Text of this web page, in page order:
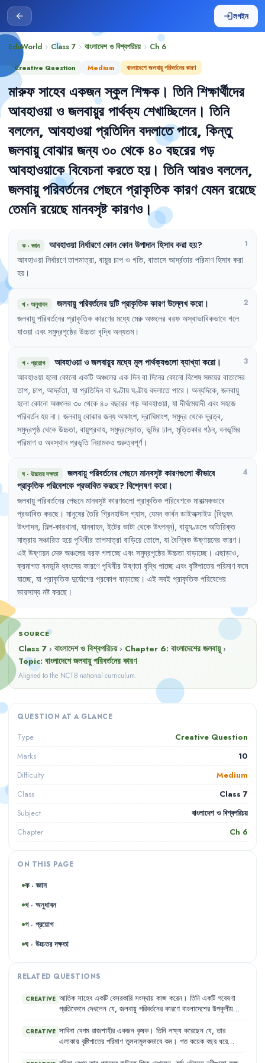
arrow_back loginলগইন
EduWorld chevron_right Class 7 chevron_right বাংলাদেশ ও বিশ্বপরিচয় chevron_right Ch 6
Creative Question Medium বাংলাদেশে জলবায়ু পরিবর্তনের কারণ
মারুফ সাহেব একজন স্কুল শিক্ষক। তিনি শিক্ষার্থীদের
আবহাওয়া ও জলবায়ুর পার্থক্য শেখাচ্ছিলেন। তিনি
বললেন, আবহাওয়া প্রতিদিন বদলাতে পারে, কিন্তু
জলবায়ু বোঝার জন্য ৩০ থেকে ৪০ বছরের গড়
আবহাওয়াকে বিবেচনা করতে হয়। তিনি আরও বললেন,
জলবায়ু পরিবর্তনের পেছনে প্রাকৃতিক কারণ যেমন রয়েছে
তেমনি রয়েছে মানবসৃষ্ট কারণও ।
ক·জ্ঞান আবহাওয়ানির্ধারণেকোনকোনউপাদানহিসাবকরাহয়? 1
আবহাওয়া নির্ধারণে তাপমাত্রা, বায়ুর চাপ ও গতি, বাতাসে আর্দ্রতার পরিমাণ হিসাব করা
হয় ।
খ· অনুধাবন জলবায়ুপরিবর্তনেরদুটিপ্রাকৃতিককারণউল্লেখকরো। 2
জলবায়ু পরিবর্তনের প্রাকৃতিক কারণের মধ্যে মেরু অঞ্চলের বরফ অস্বাভাবিকভাবে গলে
যাওয়া এবং সমুদ্রপৃষ্ঠের উচ্চতা বৃদ্ধি অন্যতম।
গ· প্রয়োগ আবহাওয়াওজলবায়ুরমধ্যেমূলপার্থক্যগুলোব্যাখ্যাকরো। 3
আবহাওয়া হলো কোনো একটি অঞ্চলের এক দিন বা দিনের কোনো বিশেষ সময়ের বাতাসের
তাপ, চাপ, আর্দ্রতা, যা প্রতিদিন বা ঘণ্টায় ঘণ্টায় বদলাতে পারে । অন্যদিকে, জলবায়ু
হলো কোনো অঞ্চলের ৩০ থেকে ৪০ বছরের গড় আবহাওয়া, যা দীর্ঘমেয়াদী এবং সহজে
পরিবর্তন হয় না । জলবায়ু বোঝার জন্য অক্ষাংশ, দ্রাঘিমাংশ, সমুদ্র থেকে দূরত্ব,
সমুদ্রপৃষ্ঠ থেকে উচ্চতা, বায়ুপ্রবাহ, সমুদ্রস্রোত, ভূমির ঢাল, মৃত্তিকার গঠন, বনভূমির
পরিমাণ ও অবস্থান প্রভৃতি নিয়ামকও গুরুত্বপূর্ণ।
ঘ· উচ্চতর দক্ষতা জলবায়ুপরিবর্তনেরপেছনেমানবসৃষ্টকারণগুলোকীভাবে
প্রাকৃতিকপরিবেশকেপ্রভাবিতকরছে?বিশ্লেষণকরো।
4
জলবায়ু পরিবর্তনের পেছনে মানবসৃষ্ট কারণগুলো প্রাকৃতিক পরিবেশকে মারাত্মকভাবে
প্রভাবিত করছে । মানুষের তৈরি গ্রিনহাউস গ্যাস, যেমন কার্বন ডাইঅক্সাইড (বিদ্যুৎ
উৎপাদন, শিল্প-কারখানা, যানবাহন, ইটের ভাটা থেকে উৎপন্ন), বায়ুমণ্ডলে অতিরিক্ত
মাত্রায় সঞ্চারিত হয়ে পৃথিবীর তাপমাত্রা বাড়িয়ে তোলে, যা বৈশ্বিক উষ্ণায়নের কারণ।
এই উষ্ণায়ন মেরু অঞ্চলের বরফ গলাচ্ছে এবং সমুদ্রপৃষ্ঠের উচ্চতা বাড়াচ্ছে। এছাড়াও,
ক্রমাগত বনভূমি ধ্বংসের কারণে পৃথিবীর উষ্ণতা বৃদ্ধি পাচ্ছে এবং বৃষ্টিপাতের পরিমাণ কমে
যাচ্ছে, যা প্রাকৃতিক দুর্যোগের প্রকোপ বাড়াচ্ছে। এই সবই প্রাকৃতিক পরিবেশের
ভারসাম্য নষ্ট করছে ।
SOURCE
Class 7 › বাংলাদেশ ও বিশ্বপরিচয় › Chapter 6: বাংলাদেশের জলবায়ু ›
Topic: বাংলাদেশে জলবায়ু পরিবর্তনের কারণ
Aligned to the NCTB national curriculum.
QUESTION AT A GLANCE
Type Creative Question
Marks 10
Difficulty Medium
Class Class 7
Subject বাংলাদেশ ও বিশ্বপরিচয়
Chapter Ch 6
ON THIS PAGE
ক · জ্ঞান
খ · অনুধাবন
গ · প্রয়োগ
ঘ · উচ্চতর দক্ষতা
RELATED QUESTIONS
CREATIVE আতিক সাহেব একটি বেসরকারি সংস্থায় কাজ করেন । তিনি একটি গবেষণা
প্রতিবেদনে দেখলেন যে, জলবায়ু পরিবর্তনের কারণে বাংলাদেশের উপকূলীয়
হয়ে পড়ছে। এর ফলে সেখানে ছোঁয়াচে রোগের বিস্তার লক্ষণীয়ভাবে
পাচ্ছে। এছাড়াও, তিনি লক্ষ্য করলেন যে, দেশের বিভিন্ন স্থানে কৃষিজ
CREATIVE সাবিনা বেগম রাজশাহীর একজন কৃষক। তিনি লক্ষ্য করেছেন যে, তার
এলাকায় বৃষ্টিপাতের পরিমাণ তুলনামূলকভাবে কম । গত কয়েক বছর ধরে